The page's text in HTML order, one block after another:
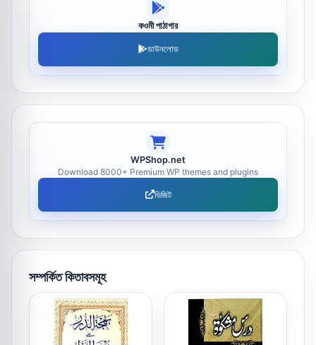
কওমী পাঠাগার
ডাউনলোড
WPShop.net
Download 8000+ Premium WP themes and plugins
ভিজিট
সম্পর্কিত কিতাবসমূহ